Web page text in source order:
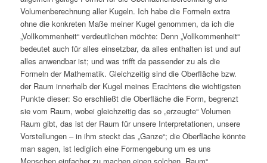
Volumenberechnung aller Kugeln. Ich habe die Formeln extra
ohne die konkreten Maße meiner Kugel genommen, da ich die
„Vollkommenheit“ verdeutlichen möchte: Denn „Vollkommenheit“
bedeutet auch für alles einsetzbar, da alles enthalten ist und auf
alles anwendbar ist; und was trifft da passender zu als die
Formeln der Mathematik. Gleichzeitig sind die Oberfläche bzw.
der Raum innerhalb der Kugel meines Erachtens die wichtigsten
Punkte dieser: So erschließt die Oberfläche die Form, begrenzt
sie vom Raum, wobei gleichzeitig das so „erzeugte“ Volumen
Raum gibt, das ist der Raum für unsere Interpretationen, unsere
Vorstellungen – in ihm steckt das „Ganze“; die Oberfläche könnte
man sagen, ist lediglich eine Formengebung um es uns